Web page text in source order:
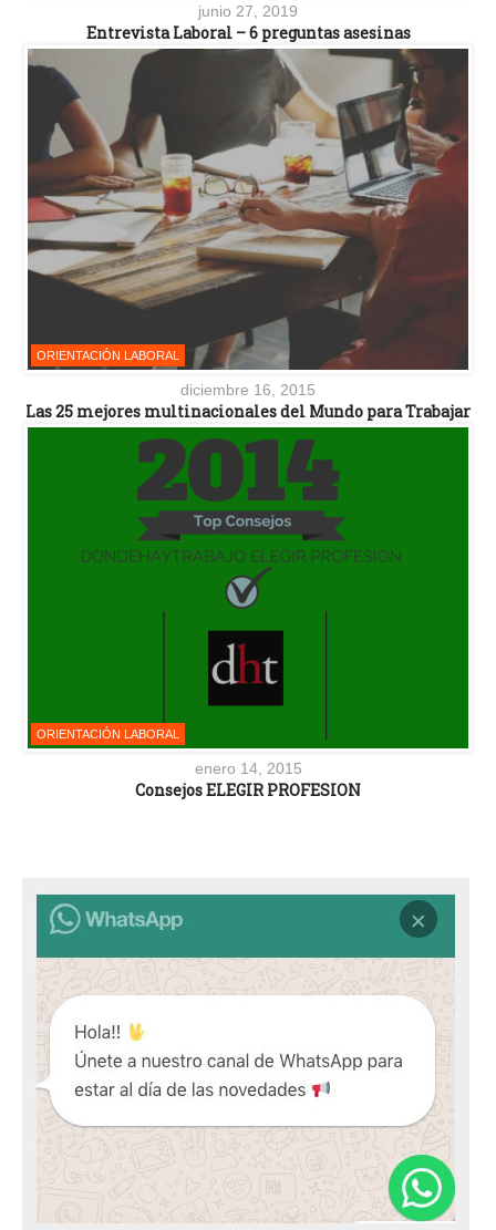
junio 27, 2019
Entrevista Laboral – 6 preguntas asesinas
ORIENTACIÓN LABORAL
diciembre 16, 2015
Las 25 mejores multinacionales del Mundo para Trabajar
ORIENTACIÓN LABORAL
enero 14, 2015
Consejos ELEGIR PROFESION